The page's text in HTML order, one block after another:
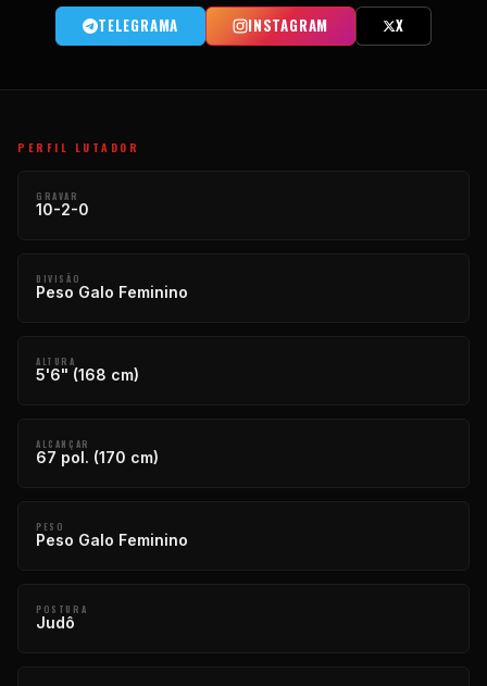
TELEGRAMA INSTAGRAM X
PERFIL LUTADOR
GRAVAR
10-2-0
DIVISÃO
Peso Galo Feminino
ALTURA
5'6" (168 cm)
ALCANÇAR
67 pol. (170 cm)
PESO
Peso Galo Feminino
POSTURA
Judô